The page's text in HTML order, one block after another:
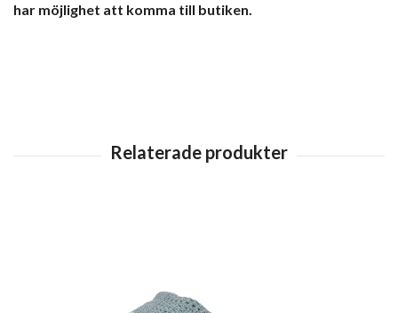
har möjlighet att komma till butiken.